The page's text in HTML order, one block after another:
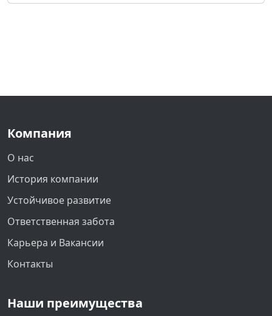
Компания
О нас
История компании
Устойчивое развитие
Ответственная забота
Карьера и Вакансии
Контакты
Наши преимущества